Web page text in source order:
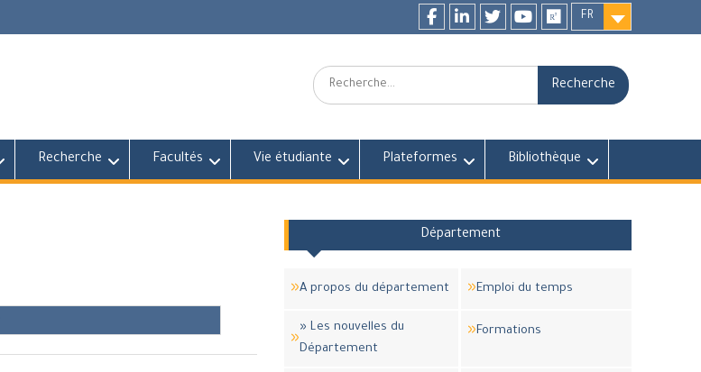
FR
Recherche:
Recherche Facultés Vie étudiante Plateformes Bibliothèque
Département
A propos du département Emploi du temps
» Les nouvelles du
Département
Formations